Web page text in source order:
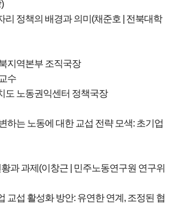
리 정책의 배경과 의미(채준호 | 전북대학
지역본부 조직국장
수
도 노동권익센터 정책국장
하는 노동에 대한 교섭 전략 모색: 초기업
과 과제(이창근 | 민주노동연구원 연구위
교섭 활성화 방안: 유연한 연계, 조정된 협